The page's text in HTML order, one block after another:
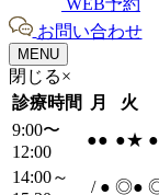
お問い合わせ
MENU
閉じる×
診療時間
月 火
9:00〜
12:00
●● ●★ ●
14:00～
/ ● ◎●